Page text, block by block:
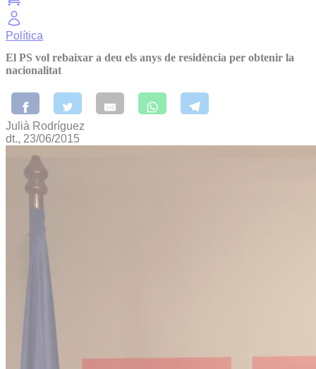
Política
El PS vol rebaixar a deu els anys de residència per obtenir la
nacionalitat
Julià Rodríguez
dt., 23/06/2015